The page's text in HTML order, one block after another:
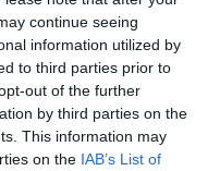
continue seeing
information utilized by
to third parties prior to
out of the further
by third parties on the
This information may
on the IAB’s List of